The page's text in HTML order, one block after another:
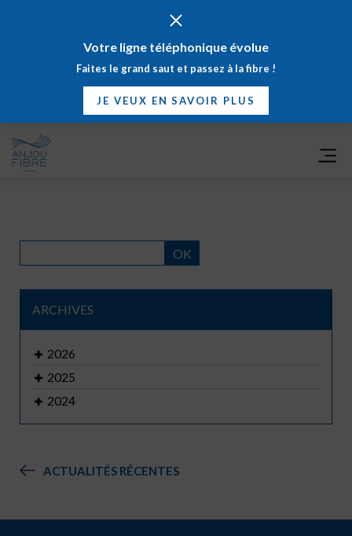
OK
ARCHIVES
2026
2025
2024
ACTUALITÉS RÉCENTES
Votre ligne téléphonique évolue
Faites le grand saut et passez à la fibre !
JE VEUX EN SAVOIR PLUS